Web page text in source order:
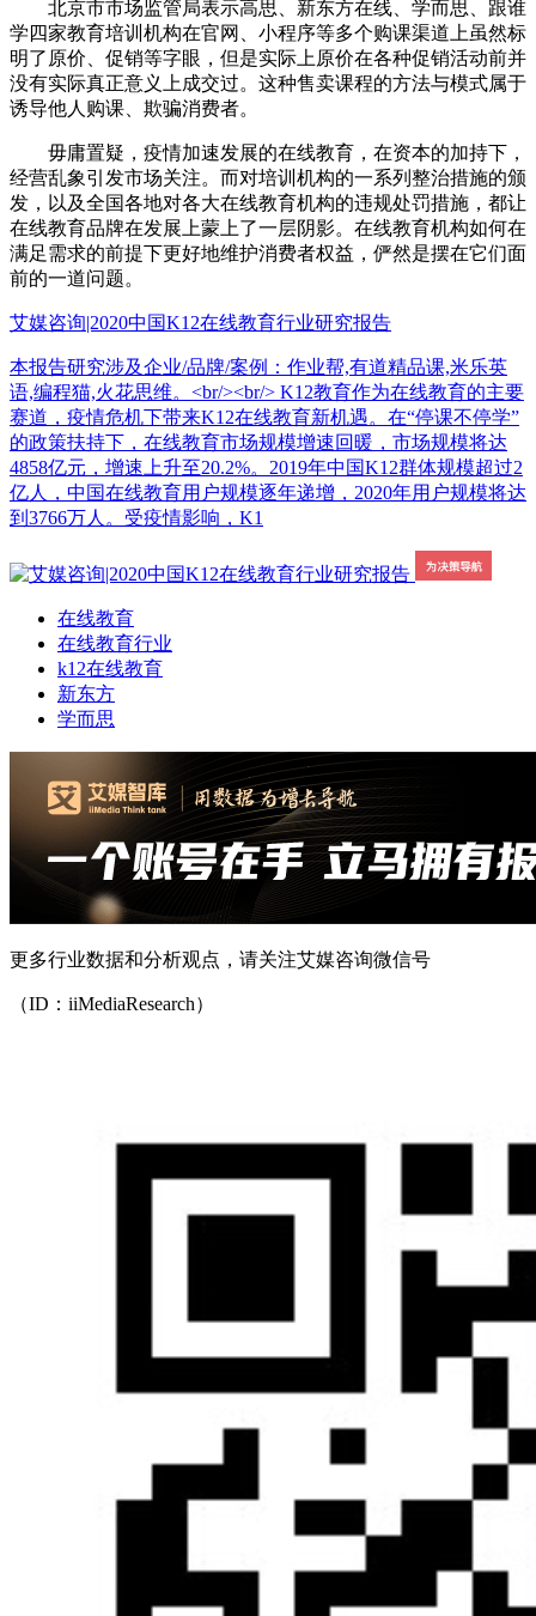
北京市市场监管局表示高思、新东方在线、学而思、跟谁
学四家教育培训机构在官网、小程序等多个购课渠道上虽然标
明了原价、促销等字眼，但是实际上原价在各种促销活动前并
没有实际真正意义上成交过。这种售卖课程的方法与模式属于
诱导他人购课、欺骗消费者。
毋庸置疑，疫情加速发展的在线教育，在资本的加持下，
经营乱象引发市场关注。而对培训机构的一系列整治措施的颁
发，以及全国各地对各大在线教育机构的违规处罚措施，都让
在线教育品牌在发展上蒙上了一层阴影。在线教育机构如何在
满足需求的前提下更好地维护消费者权益，俨然是摆在它们面
前的一道问题。
艾媒咨询|2020中国K12在线教育行业研究报告
本报告研究涉及企业/品牌/案例：作业帮,有道精品课,米乐英
语,编程猫,火花思维。<br/><br/> K12教育作为在线教育的主要
赛道，疫情危机下带来K12在线教育新机遇。在“停课不停学”
的政策扶持下，在线教育市场规模增速回暖，市场规模将达
4858亿元，增速上升至20.2%。2019年中国K12群体规模超过2
亿人，中国在线教育用户规模逐年递增，2020年用户规模将达
到3766万人。受疫情影响，K1
在线教育
在线教育行业
k12在线教育
新东方
学而思
更多行业数据和分析观点，请关注艾媒咨询微信号
（ID：iiMediaResearch）